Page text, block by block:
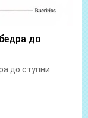
до
до ступни